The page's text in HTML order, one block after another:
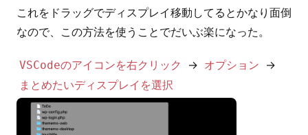
これをドラッグでディスプレイ移動してるとかなり面倒
なので、この方法を使うことでだいぶ楽になった。
VSCodeのアイコンを右クリック → オプション →
まとめたいディスプレイを選択